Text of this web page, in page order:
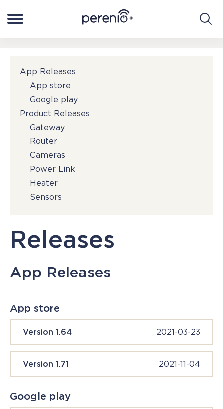
Smart home
Smart Health
O systemie
Wsparcie
Releases
App Releases
App store
Version 1.64 2021-03-23
Version 1.71 2021-11-04
Google play
App Releases
App store
Google play
Product Releases
Gateway
Router
Cameras
Power Link
Heater
Sensors